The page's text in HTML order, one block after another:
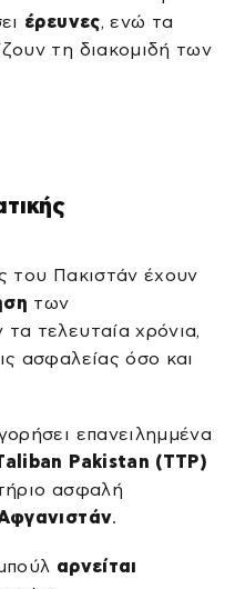
έρευνες, ενώ τα
τη διακομιδή των
του Πακιστάν έχουν
των
τελευταία χρόνια,
ασφαλείας όσο και
επανειλημμένα
Pakistan (TTP)
ασφαλή
.
αρνείται